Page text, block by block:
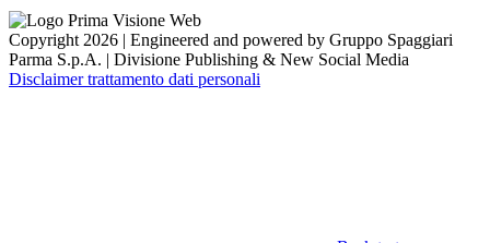
Copyright 2026 | Engineered and powered by Gruppo Spaggiari
Parma S.p.A. | Divisione Publishing & New Social Media
Disclaimer trattamento dati personali